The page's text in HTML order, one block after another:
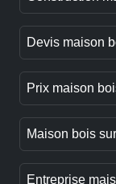
Devis maison
Prix maison
Maison bois
Entreprise